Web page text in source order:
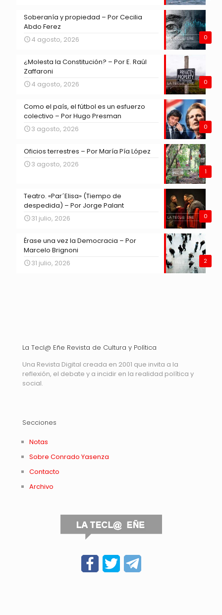
0
Soberanía y propiedad – Por Cecilia
Abdo Ferez
4 agosto, 2026
0
¿Molesta la Constitución? – Por E. Raúl
Zaffaroni
4 agosto, 2026
0
Como el país, el fútbol es un esfuerzo
colectivo – Por Hugo Presman
3 agosto, 2026
1
Oficios terrestres – Por María Pía López
3 agosto, 2026
0
Teatro. «Par´Elisa» (Tiempo de
despedida) – Por Jorge Palant
31 julio, 2026
2
Érase una vez la Democracia – Por
Marcelo Brignoni
31 julio, 2026
La Tecl@ Eñe Revista de Cultura y Política
Una Revista Digital creada en 2001 que invita a la
reflexión, el debate y a incidir en la realidad política y
social.
Secciones
Notas
Sobre Conrado Yasenza
Contacto
Archivo